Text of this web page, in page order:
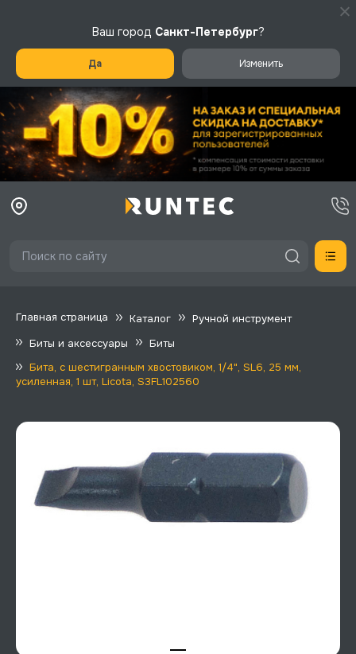
Ваш город Санкт-Петербург?
Да Изменить
Главная страница Каталог
Ручной инструмент
Биты и аксессуары
Биты
Бита, с шестигранным хвостовиком, 1/4", SL6, 25 мм,
усиленная, 1 шт, Licota, S3FL102560